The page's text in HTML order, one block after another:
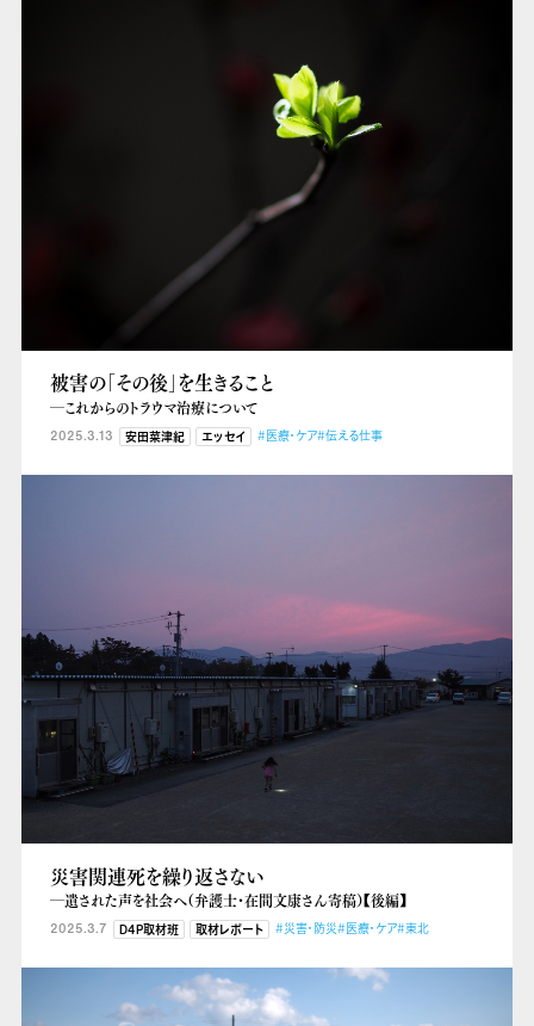
被害の「その後」を生きること
―これからのトラウマ治療について
2025.3.13 安田菜津紀 エッセイ #医療・ケア#伝える仕事
災害関連死を繰り返さない
―遺された声を社会へ（弁護士・在間文康さん寄稿）【後編】
2025.3.7 D4P取材班 取材レポート #災害・防災#医療・ケア#東北